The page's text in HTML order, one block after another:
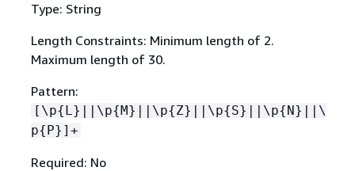
Type: String
Length Constraints: Minimum length of 2.
Maximum length of 30.
Pattern:
[\p{L}||\p{M}||\p{Z}||\p{S}||\p{N}||\
p{P}]+
Required: No